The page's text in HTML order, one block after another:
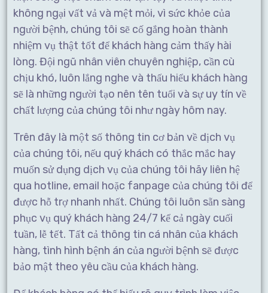
không ngại vất vả và mệt mỏi, vì sức khỏe của
người bệnh, chúng tôi sẽ cố gắng hoàn thành
nhiệm vụ thật tốt để khách hàng cảm thấy hài
lòng. Đội ngũ nhân viên chuyên nghiệp, cần cù
chịu khó, luôn lắng nghe và thấu hiểu khách hàng
sẽ là những người tạo nên tên tuổi và sự uy tín về
chất lượng của chúng tôi như ngày hôm nay.
Trên đây là một số thông tin cơ bản về dịch vụ
của chúng tôi, nếu quý khách có thắc mắc hay
muốn sử dụng dịch vụ của chúng tôi hãy liên hệ
qua hotline, email hoặc fanpage của chúng tôi để
được hỗ trợ nhanh nhất. Chúng tôi luôn sẵn sàng
phục vụ quý khách hàng 24/7 kể cả ngày cuối
tuần, lễ tết. Tất cả thông tin cá nhân của khách
hàng, tình hình bệnh án của người bệnh sẽ được
bảo mật theo yêu cầu của khách hàng.